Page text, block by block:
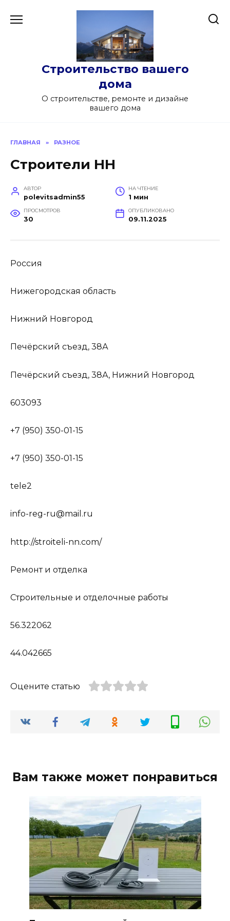
Строительство вашего
дома
О строительстве, ремонте и дизайне
вашего дома
ГЛАВНАЯ » РАЗНОЕ
Строители НН
АВТОР
polevitsadmin55
НА ЧТЕНИЕ
1 мин
ПРОСМОТРОВ
30
ОПУБЛИКОВАНО
09.11.2025
Россия
Нижегородская область
Нижний Новгород
Печёрский съезд, 38А
Печёрский съезд, 38А, Нижний Новгород
603093
+7 (950) 350-01-15
+7 (950) 350-01-15
tele2
info-reg-ru@mail.ru
http://stroiteli-nn.com/
Ремонт и отделка
Строительные и отделочные работы
56.322062
44.042665
Оцените статью
Вам также может понравиться